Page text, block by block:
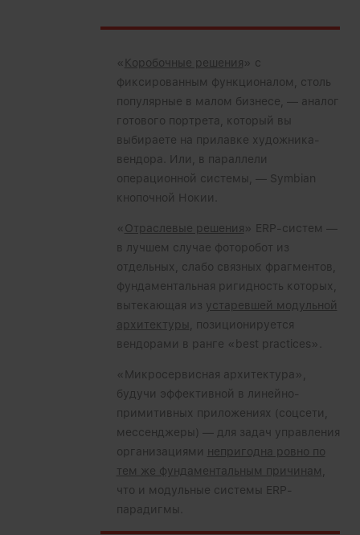
« Коробочные решения» с
фиксированным функционалом, столь
популярные в малом бизнесе, — аналог
готового портрета, который вы
выбираете на прилавке художника-
вендора. Или, в параллели
операционной системы, — Symbian
кнопочной Нокии.
« Отраслевые решения» ERP-систем —
в лучшем случае фоторобот из
отдельных, слабо связных фрагментов,
фундаментальная ригидность которых,
вытекающая из устаревшей модульной
архитектуры
, позиционируется
вендорами в ранге «best practices».
«Микросервисная архитектура»,
будучи эффективной в линейно-
примитивных приложениях (соцсети,
мессенджеры) — для задач управления
организациями непригодна ровно по
тем же фундаментальным причинам
что и модульные системы ERP-
парадигмы.